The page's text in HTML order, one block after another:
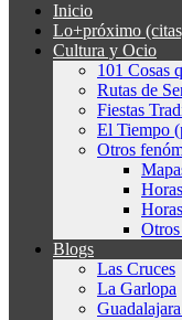
Inicio
Lo+próximo
Cultura y Ocio
101 Cosas
Rutas de
Fiestas
El Tiempo
Otros
Blogs
Las Cruces
La Garlopa